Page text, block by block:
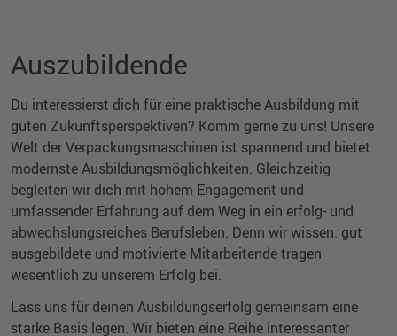
Auszubildende
Du interessierst dich für eine praktische Ausbildung mit
guten Zukunftsperspektiven? Komm gerne zu uns! Unsere
Welt der Verpackungsmaschinen ist spannend und bietet
modernste Ausbildungsmöglichkeiten. Gleichzeitig
begleiten wir dich mit hohem Engagement und
umfassender Erfahrung auf dem Weg in ein erfolg- und
abwechslungsreiches Berufsleben. Denn wir wissen: gut
ausgebildete und motivierte Mitarbeitende tragen
wesentlich zu unserem Erfolg bei.
Lass uns für deinen Ausbildungserfolg gemeinsam eine
starke Basis legen. Wir bieten eine Reihe interessanter